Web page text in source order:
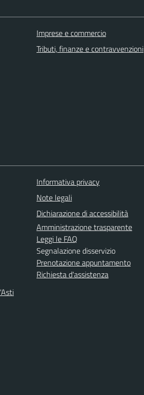
Imprese e commercio
Tributi, finanze e contravvenzioni
Informativa privacy
Note legali
Dichiarazione di accessibilità
Amministrazione trasparente
Leggi le FAQ
Segnalazione disservizio
Prenotazione appuntamento
Richiesta d'assistenza